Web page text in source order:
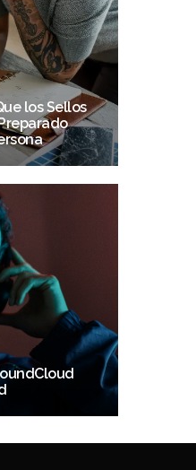
los Sellos